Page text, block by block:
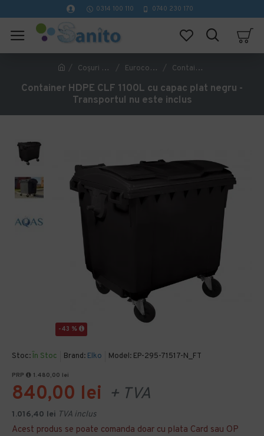
0314 100 110 0740 230 170
Coşuri Gunoi Eurocontainere, pubele si tomberoane gunoi Container HDPE CLF 1100L cu capac plat negru - Transportul nu este inclus
Container HDPE CLF 1100L cu capac plat negru -
Transportul nu este inclus
-43 %
Stoc: În Stoc Brand: Elko Model: EP-295-71517-N_FT
PRP 1.480,00 lei
840,00 lei + TVA
1.016,40 lei TVA inclus
Acest produs se poate comanda doar cu plata Card sau OP